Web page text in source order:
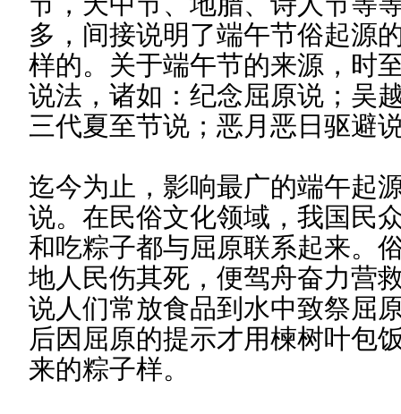
多，间接说明了端午节俗起源
样的。关于端午节的来源，时
说法，诸如：纪念屈原说；吴
三代夏至节说；恶月恶日驱避
迄今为止，影响最广的端午起
说。在民俗文化领域，我国民
和吃粽子都与屈原联系起来。
地人民伤其死，便驾舟奋力营
说人们常放食品到水中致祭屈
后因屈原的提示才用楝树叶包
来的粽子样。